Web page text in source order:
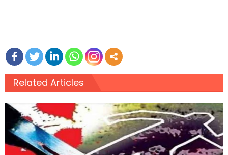
Related Articles